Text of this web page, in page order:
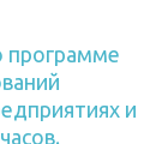
программе
и